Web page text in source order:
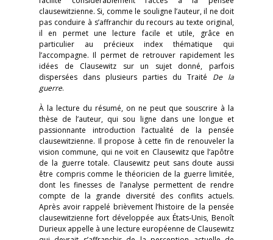
clausewitzienne. Si, comme le souligne l’auteur, il ne doit
pas conduire à s’affranchir du recours au texte original,
il en permet une lecture facile et utile, grâce en
particulier au précieux index thématique qui
l’accompagne. Il permet de retrouver rapidement les
idées de Clausewitz sur un sujet donné, parfois
dispersées dans plusieurs parties du Traité De la
guerre.
À la lecture du résumé, on ne peut que souscrire à la
thèse de l’auteur, qui sou ligne dans une longue et
passionnante introduction l’actualité de la pensée
clausewitzienne. Il propose à cette fin de renouveler la
vision commune, qui ne voit en Clausewitz que l’apôtre
de la guerre totale. Clausewitz peut sans doute aussi
être compris comme le théoricien de la guerre limitée,
dont les finesses de l’analyse permettent de rendre
compte de la grande diversité des conflits actuels.
Après avoir rappelé brièvement l’histoire de la pensée
clausewitzienne fort développée aux États-Unis, Benoît
Durieux appelle à une lecture européenne de Clausewitz